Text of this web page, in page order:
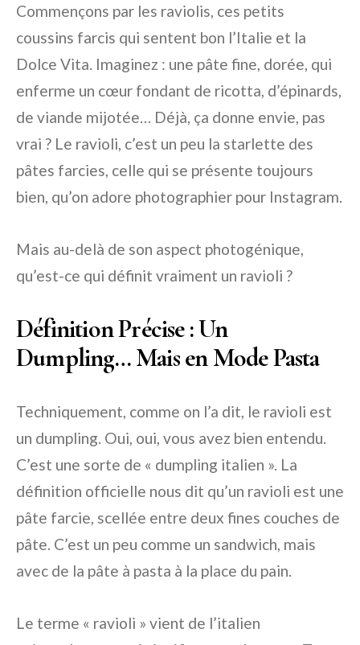
Commençons par les raviolis, ces petits
coussins farcis qui sentent bon l’Italie et la
Dolce Vita. Imaginez : une pâte fine, dorée, qui
enferme un cœur fondant de ricotta, d’épinards,
de viande mijotée… Déjà, ça donne envie, pas
vrai ? Le ravioli, c’est un peu la starlette des
pâtes farcies, celle qui se présente toujours
bien, qu’on adore photographier pour Instagram.
Mais au-delà de son aspect photogénique,
qu’est-ce qui définit vraiment un ravioli ?
Définition Précise : Un
Dumpling… Mais en Mode Pasta
Techniquement, comme on l’a dit, le ravioli est
un dumpling. Oui, oui, vous avez bien entendu.
C’est une sorte de « dumpling italien ». La
définition officielle nous dit qu’un ravioli est une
pâte farcie, scellée entre deux fines couches de
pâte. C’est un peu comme un sandwich, mais
avec de la pâte à pasta à la place du pain.
Le terme « ravioli » vient de l’italien